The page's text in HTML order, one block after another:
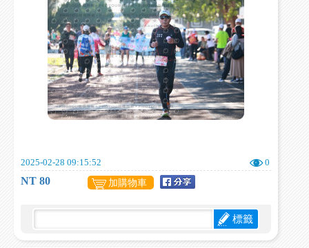
2025-02-28 09:15:52 0
NT 80 加購物車
標籤